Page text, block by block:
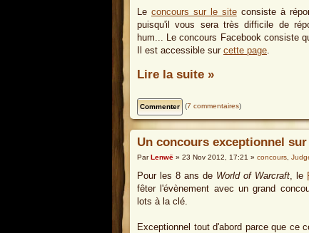
Le concours sur le siteconsiste à
puisqu'il vous sera très difficile de
hum... Le concours Facebook consiste
Il est accessible sur cette page.
Lire la suite »
(7 commentaires)
Un concours exceptionnel
ParLenwë » 23 Nov 2012, 17:21 » concours
Pour les 8 ans de World of Warcraft , le
fêter l'évènement avec un grand
lots à la clé.
Exceptionnel tout d'abord parce que ce